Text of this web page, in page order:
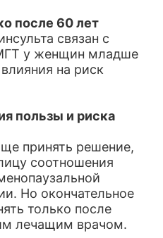
после 60 лет
связан с
у женщин младше
на риск
пользы и риска
принять решение,
соотношения
Но окончательное
только после
лечащим врачом.